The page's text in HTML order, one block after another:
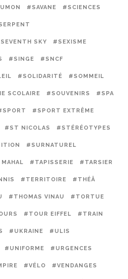
#SAVANE #SCIENCES
SKY #SEXISME
#SINGE #SNCF
#SOLIDARITÉ #SOMMEIL
SCOLAIRE #SOUVENIRS #SPA
#SPORT EXTRÊME
#ST NICOLAS #STÉRÉOTYPES
#SURNATUREL
#TAPISSERIE #TARSIER
#TERRITOIRE #THÉÂ
#THOMAS VINAU #TORTUE
#TOUR EIFFEL #TRAIN
#UKRAINE #ULIS
#UNIFORME #URGENCES
#VÉLO #VENDANGES